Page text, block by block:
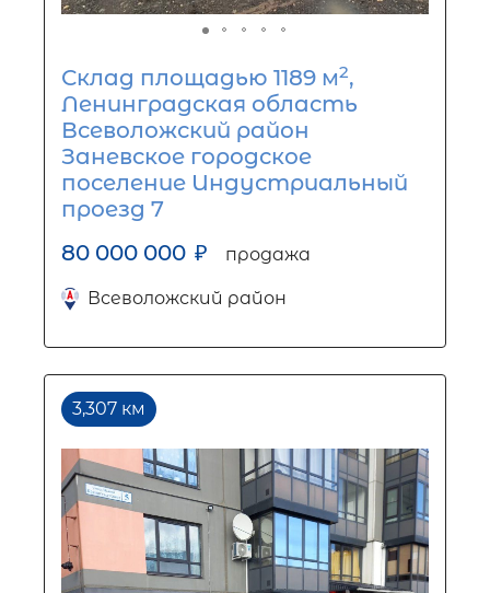
Склад площадью 1189 м2,
Ленинградская область
Всеволожский район
Заневское городское
поселение Индустриальный
проезд 7
80 000 000 ₽ продажа
Всеволожский район
3,307 км